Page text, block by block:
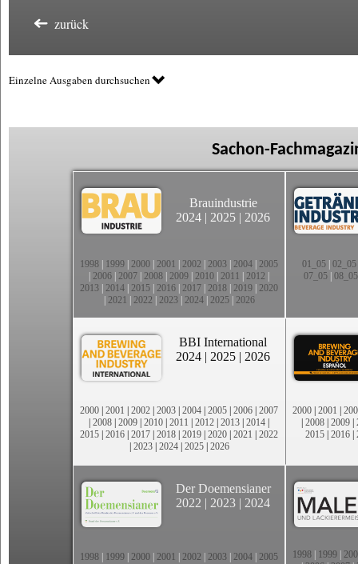
zurück
Einzelne Ausgaben durchsuchen
Sachon-
Brauindustrie
2024 | 2025 | 2026
1998 1999 2000 2001 2002 2003 2004 2005
2006 2007 2008 2009 2010 2011 2012
2013 2014 2015 2016 2017 2018 2019 2020
2021 2022 2023| 2024| 2025| 2026
01_05| 02_05
07_05 08_05
BBI International
2024 | 2025 | 2026
2000 | 2001 | 2002 | 2003 | 2004 | 2005 | 2006 | 2007
| 2008 | 2009 | 2010 | 2011 | 2012 | 2013 | 2014 |
2015 | 2016 | 2017 | 2018 | 2019 | 2020 | 2021 | 2022
| 2023| 2024| 2025| 2026
2000 | 2001 |
| 2008 | 2009 |
2015 | 2016 |
Der Doemensianer
2022 | 2023 | 2024
1998 1999 2000 2001 2002 2003 2004 2005
1998 1999